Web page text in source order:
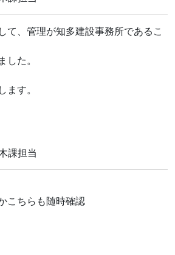
て、管理が知多建設事務所であるこ
た。
す。
課担当
こちらも随時確認